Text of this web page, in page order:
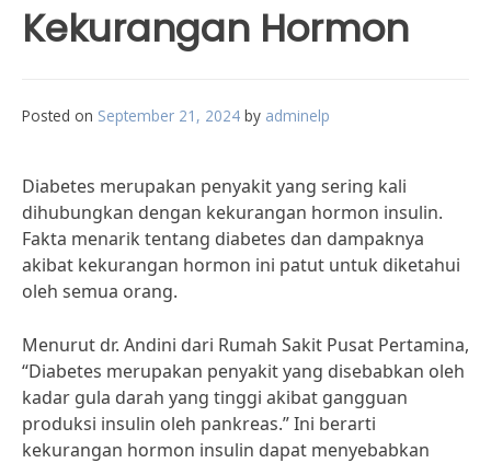
Kekurangan Hormon
Posted on September 21, 2024 by adminelp
Diabetes merupakan penyakit yang sering kali
dihubungkan dengan kekurangan hormon insulin.
Fakta menarik tentang diabetes dan dampaknya
akibat kekurangan hormon ini patut untuk diketahui
oleh semua orang.
Menurut dr. Andini dari Rumah Sakit Pusat Pertamina,
“Diabetes merupakan penyakit yang disebabkan oleh
kadar gula darah yang tinggi akibat gangguan
produksi insulin oleh pankreas.” Ini berarti
kekurangan hormon insulin dapat menyebabkan